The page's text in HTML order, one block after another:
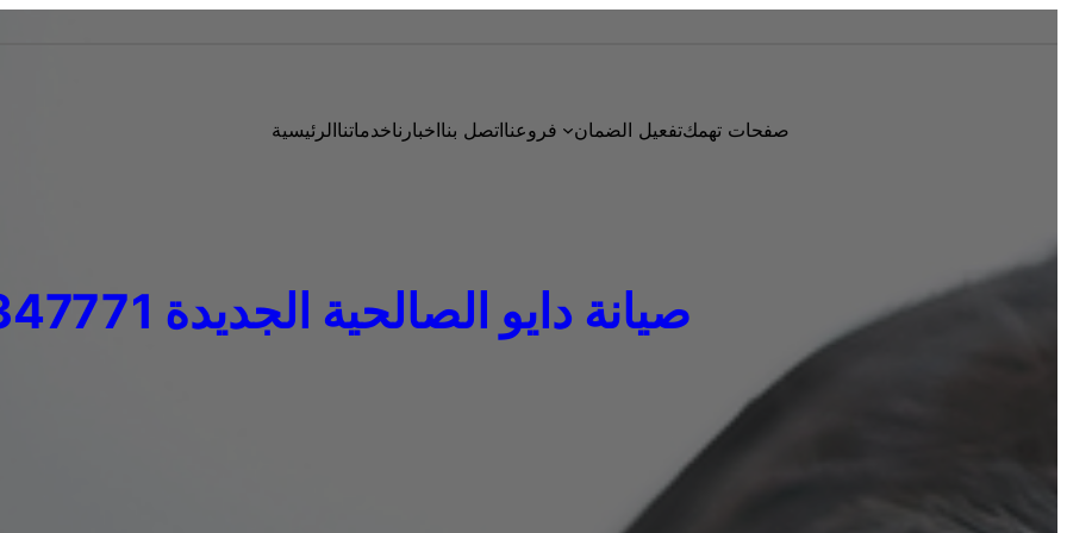
الرئيسيةخدماتنااخبارنااتصل بنافروعنا تفعيل الضمانصفحات تهمك
صيانة دايو الصالحية الجديدة 01129347771